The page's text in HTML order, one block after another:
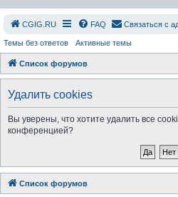
СGIG.RU FAQ Связаться с
Темы без ответов Активные темы
Список форумов
Удалить cookies
Вы уверены, что хотите удалить все
конференцией?
Список форумов